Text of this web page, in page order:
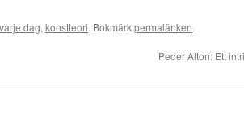
dag, konstteori. Bokmärkpermalänken.
Peder Alton: Ett